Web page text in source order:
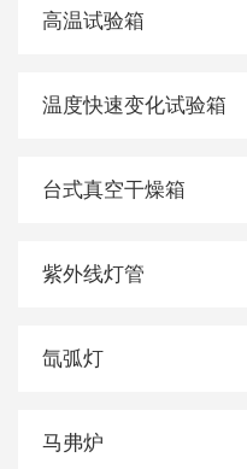
高温试验箱
温度快速变化试验箱
台式真空干燥箱
紫外线灯管
氙弧灯
马弗炉